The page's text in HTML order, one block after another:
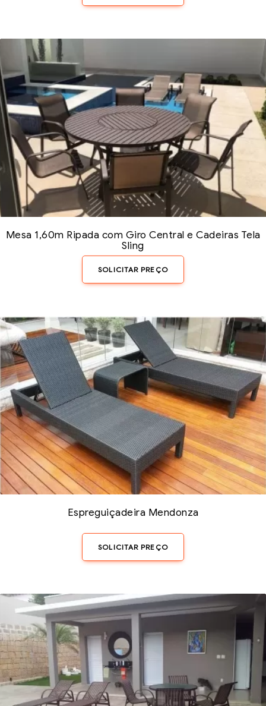
Mesa 1,60m Ripada com Giro Central e Cadeiras Tela
Sling
SOLICITAR PREÇO
Espreguiçadeira Mendonza
SOLICITAR PREÇO